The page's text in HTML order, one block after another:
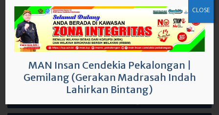
Uncategorized
Post
Pengukuhan Kelulusan Angkatan 6 MAN Insan
MAN Insan Cendekia Pekalongan
Gemilang (Gerakan Madrasah Indah
Lahirkan Bintang)
CLOSE